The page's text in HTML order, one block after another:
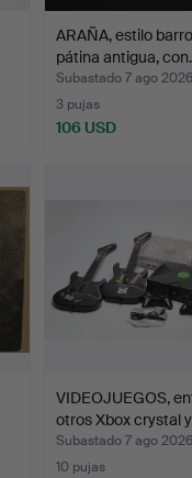
ARAÑA, estilo
pátina antigua,
Subastado 7 ago 2026
3 pujas
106 USD
VIDEOJUEGOS,
otros Xbox crystal
Subastado 7 ago 2026
10 pujas